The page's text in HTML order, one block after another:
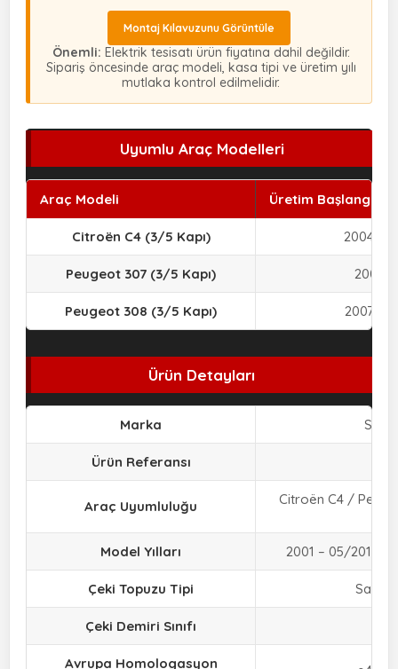
Montaj Kılavuzunu Görüntüle
Önemli: Elektrik tesisatı ürün fiyatına dahil değildir.
Sipariş öncesinde araç modeli, kasa tipi ve üretim yılı
mutlaka kontrol edilmelidir.
Uyumlu Araç Modelleri
Araç Modeli Üretim Başlangıcı
Citroën C4 (3/5 Kapı) 2004 –
Peugeot 307 (3/5 Kapı) 2001 –
Peugeot 308 (3/5 Kapı) 2007 –
Ürün Detayları
Marka
Ürün Referansı
Araç Uyumluluğu
Citroën C4 /
Model Yılları 2001 – 05/2011
Çeki Topuzu Tipi Sabit
Çeki Demiri Sınıfı
Avrupa Homologasyon